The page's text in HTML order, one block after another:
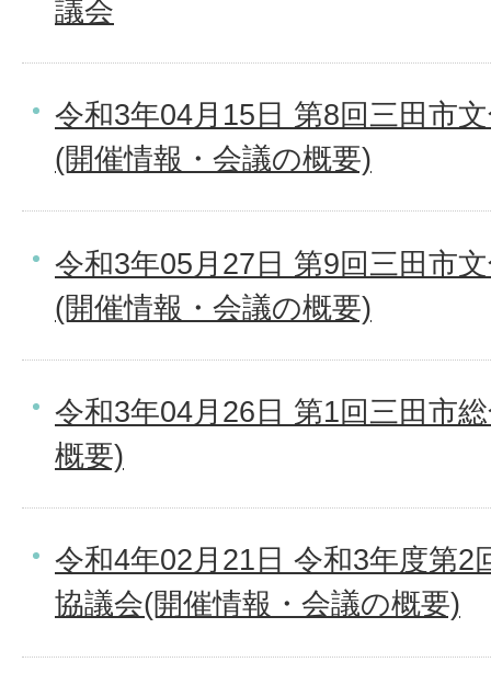
議会
令和3年04月15日 第8回三田市
(開催情報・会議の概要)
令和3年05月27日 第9回三田市
(開催情報・会議の概要)
令和3年04月26日 第1回三田市
概要)
令和4年02月21日 令和3年度第2
協議会(開催情報・会議の概要)